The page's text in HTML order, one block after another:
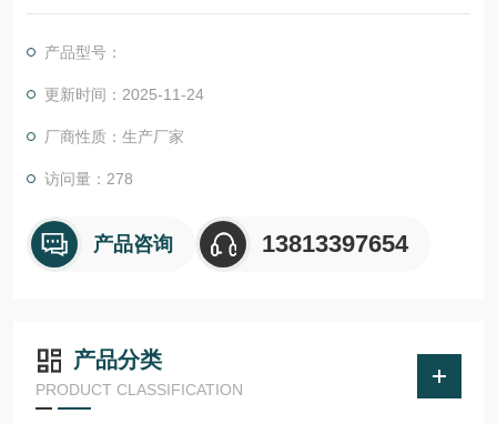
铁除锰的给水处理;可用于活性污泥法曝气池曝气搅拌、调节池均
学法的反应池搅拌均合等场。
产品型号：
更新时间：2025-11-24
厂商性质：生产厂家
访问量：278
产品咨询 13813397654
产品分类
PRODUCT CLASSIFICATION